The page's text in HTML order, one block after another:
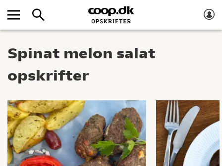
Spinat melon salat
opskrifter